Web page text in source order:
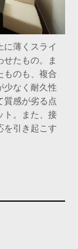
に薄くスライ
せたもの。ま
ものも、複合
少なく耐久性
質感が劣る点
ト。また、接
を引き起こす